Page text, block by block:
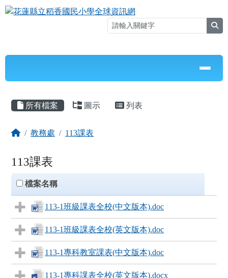
跳至主內容區
花蓮縣立稻香國民小學全球資訊網
⏸
導覽列
主內容區域
所有檔案 圖示 列表
回首頁
教務處 113課表
113課表
clickAll
檔案名稱
113-1班級課表全校(中文版本).doc
113-1班級課表全校(英文版本).doc
113-1專科教室課表(中文版本).doc
113-1專科課表全校(英文版本).docx